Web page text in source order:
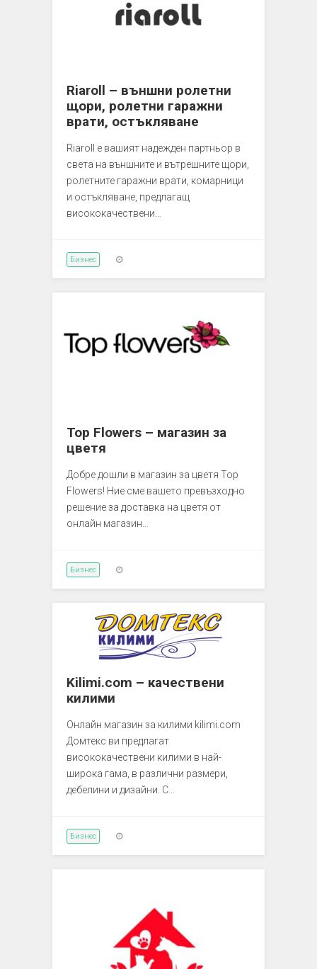
Riaroll – външни ролетни
щори, ролетни гаражни
врати, остъкляване
Riaroll е вашият надежден партньор в
света на външните и вътрешните щори,
ролетните гаражни врати, комарници
и остъкляване, предлагащ
висококачествени…
Бизнес
Top Flowers – магазин за
цветя
Добре дошли в магазин за цветя Top
Flowers! Ние сме вашето превъзходно
решение за доставка на цветя от
онлайн магазин…
Бизнес
Kilimi.com – качествени
килими
Онлайн магазин за килими kilimi.com
Домтекс ви предлагат
висококачествени килими в най-
широка гама, в различни размери,
дебелини и дизайни. С…
Бизнес